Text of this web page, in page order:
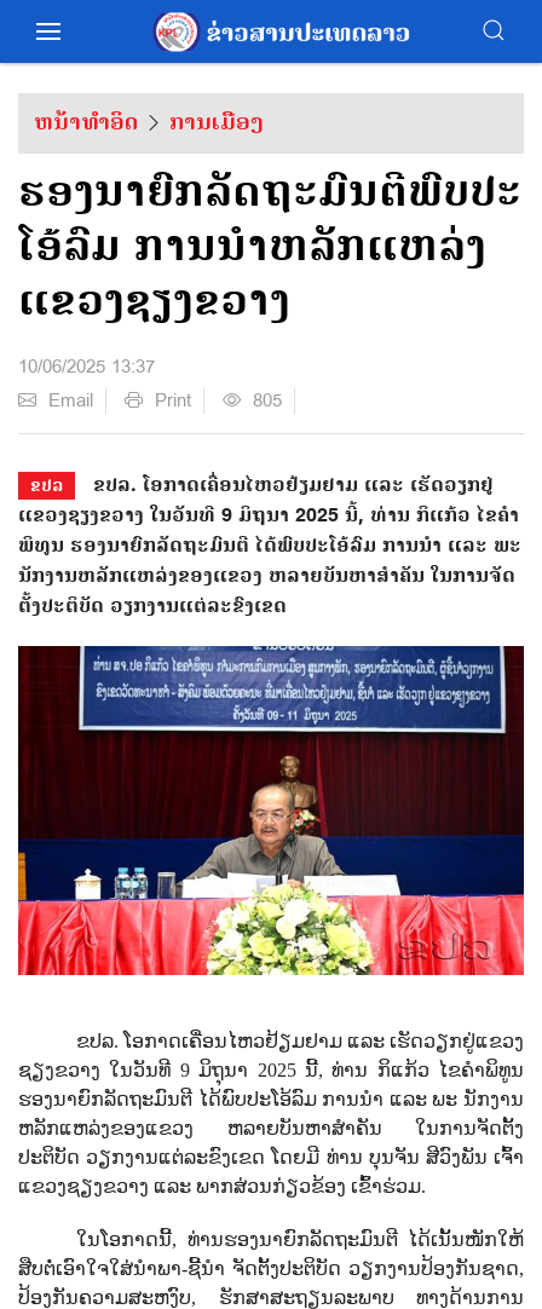
ຫນ້າທຳອິດ ການເມືອງ
ຮອງນາຍົກລັດຖະມົນຕີພົບປະ
ໂອ້ລົມ ການນຳຫລັກແຫລ່ງ
ແຂວງຊຽງຂວາງ
10/06/2025 13:37
Email
Print 805
ຂປລ
ຂປລ. ​ໂອກາດ​ເຄື່ອນ​ໄຫວ​ຢ້ຽມຢາມ ​ແລະ ເຮັດວຽກຢູ່
ແຂວງຊຽງຂວາງ ໃນວັນທີ 9 ມິຖຸນາ 2025 ນີ້, ທ່ານ ກິແກ້ວ ໄຂຄໍາ
ພິທູນ ຮອງນາຍົກລັດຖະມົນຕີ ​ໄດ້ພົບປະໂອ້ລົມ ການນຳ ແລະ ພະ
ນັກງານຫລັກແຫລ່ງຂອງແຂວງ ຫລາຍ​ບັນຫາ​ສໍາຄັນ​ ໃນ​ການຈັດ​
ຕັ້ງ​ປະຕິບັດ​ ວຽກ​ງານ​ແຕ່ລະ​ຂົງ​ເຂດ
ຂປລ. ​ໂອກາດ​ເຄື່ອນ​ໄຫວ​ຢ້ຽມຢາມ ​ແລະ ເຮັດວຽກຢູ່ແຂວງ
ຊຽງຂວາງ ໃນວັນທີ 9 ມິຖຸນາ 2025 ນີ້, ທ່ານ ກິແກ້ວ ໄຂຄໍາພິທູນ
ຮອງນາຍົກລັດຖະມົນຕີ ​ໄດ້ພົບປະໂອ້ລົມ ການນຳ ແລະ ພະ ນັກງານ
ຫລັກແຫລ່ງຂອງແຂວງ ຫລາຍ​ບັນຫາ​ສໍາຄັນ​ ໃນ​ການຈັດ​ຕັ້ງ​
ປະຕິບັດ​ ວຽກ​ງານ​ແຕ່ລະ​ຂົງ​ເຂດ ​ໂດຍ​ມີ ທ່ານ ບຸນຈັນ ສີວົງພັນ ເຈົ້າ
ແຂວງຊຽງຂວາງ ​ແລະ ພາກສ່ວນ​ກ່ຽວຂ້ອງ ​ເຂົ້າ​ຮ່ວມ.
ໃນໂອກາດນີ້, ທ່ານຮອງນາຍົກລັດຖະມົນຕີ ໄດ້ເນັ້ນໜັກໃຫ້
ສືບຕໍ່ເອົາໃຈໃສ່ນໍາພາ-ຊີ້ນໍາ ຈັດຕັ້ງປະຕິບັດ ວຽກງານປ້ອງກັນຊາດ,
ປ້ອງກັນຄວາມສະຫງົບ, ຮັກສາສະຖຽນລະພາບ ທາງດ້ານການ